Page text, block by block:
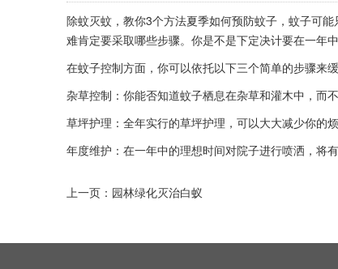
除蚊灭蚊，教你3个方法夏季如何预防蚊子，蚊子可
难肯定要采取哪些步骤。你是不是下定决计要在一年
在蚊子控制方面，你可以依托以下三个简单的步骤来
杂草控制：你能否知道蚊子栖息在杂草和灌木中，而
草坪护理：全年实行的草坪护理，可以大大减少你的
年度维护：在一年中的理想时间对院子进行喷洒，将
上一页： 园林绿化灭治白蚁